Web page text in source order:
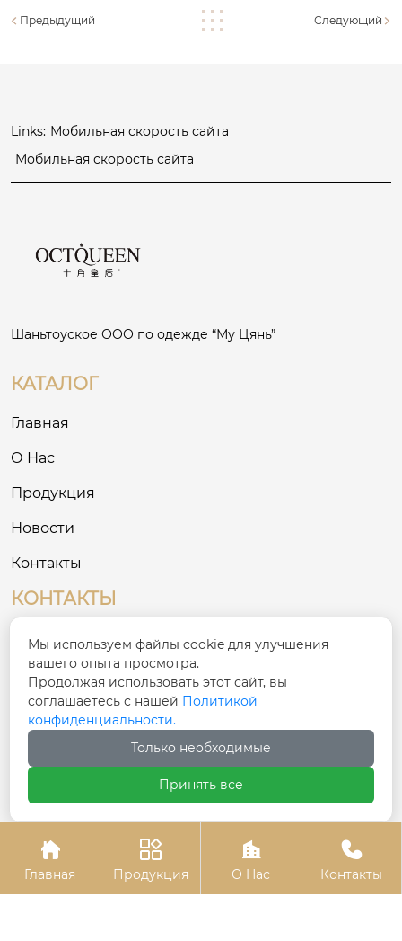
Предыдущий Следующий
Links: Мобильная скорость сайта
Мобильная скорость сайта
Шаньтоуское ООО по одежде “Му Цянь”
КАТАЛОГ
Главная
О Нас
Продукция
Новости
Контакты
КОНТАКТЫ

№ 8, Третий промышленный район на
Востоке, деревня Сигоу, улица Сяшань, район
Чаонань, город Шаньтоу
 ivy@cnfulike.com
 +86 13822981771
Авторское право© Шаньтоуское ООО по одежде
“Му Цянь”

Главная

Продукция

О Hас

Контакты
Мы используем файлы cookie для улучшения
вашего опыта просмотра.
Продолжая использовать этот сайт, вы
соглашаетесь с нашей Политикой
конфиденциальности.
Только необходимые
Принять все